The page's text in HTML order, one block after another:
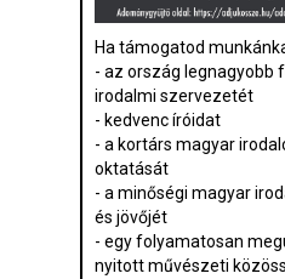
Ha támogatod
- az ország legnagyobb
irodalmi szervezetét
- kedvenc íróidat
- a kortárs magyar
oktatását
- a minőségi magyar
és jövőjét
- egy folyamatosan
nyitott művészeti